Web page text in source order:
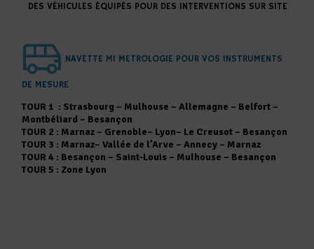
DES VÉHICULES ÉQUIPÉS POUR DES INTERVENTIONS SUR SITE
NAVETTE MI METROLOGIE POUR VOS INSTRUMENTS
DE MESURE
TOUR 1 : Strasbourg – Mulhouse – Allemagne – Belfort –
Montbéliard – Besançon
TOUR 2 : Marnaz – Grenoble– Lyon– Le Creusot – Besançon
TOUR 3 : Marnaz– Vallée de l’Arve – Annecy – Marnaz
TOUR 4 : Besançon – Saint-Louis – Mulhouse – Besançon
TOUR 5 : Zone Lyon